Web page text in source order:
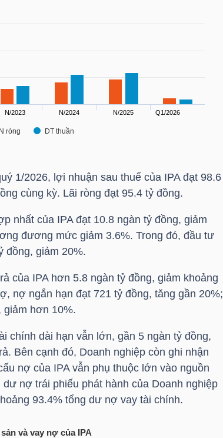
1/2026, lợi nhuận sau thuế của IPAđạt 98.6
cùng kỳ. Lãi ròng đạt 95.4 tỷ đồng.
nhất của IPAđạt 10.8 ngàn tỷ đồng, giảm
đương mức giảm 3.6%. Trong đó, đầu tư
đồng, giảm 20%.
của IPAhơn 5.8 ngàn tỷ đồng, giảm khoảng
nợ ngắn hạn đạt 721 tỷ đồng, tăng gần 20%;
giảm hơn 10%.
chính dài hạn vẫn lớn, gần 5 ngàn tỷ đồng,
Bên cạnh đó, Doanh nghiệp còn ghi nhận
nợ của IPAvẫn phụ thuộc lớn vào nguồn
nợ trái phiếu phát hành của Doanh nghiệp
93.4% tổng dư nợ vay tài chính.
và vay nợ của IPA